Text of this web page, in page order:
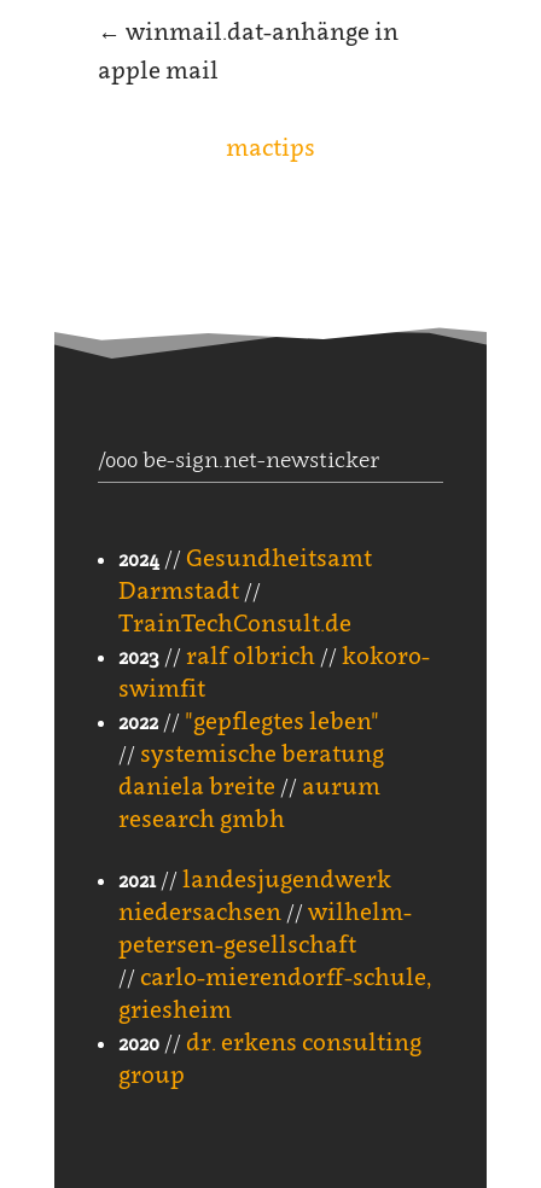
← winmail.dat-anhänge in
apple mail
mactips
/000 be-sign.net-newsticker
2024 // Gesundheitsamt
Darmstadt//
TrainTechConsult.de
2023 // ralf olbrich // kokoro-
swimfit
2022 // "gepflegtes leben"
// systemische beratung
daniela breite // aurum
research gmbh
2021// landesjugendwerk
niedersachsen // wilhelm-
petersen-gesellschaft
// carlo-mierendorff-schule,
griesheim
2020 // dr. erkens consulting
group